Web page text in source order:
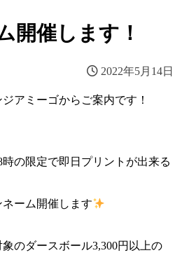
開催します！
2022年5月14日
アミーゴからご案内です！
時の限定で即日プリントが出来る
ーム開催します
のダースボール3,300円以上の